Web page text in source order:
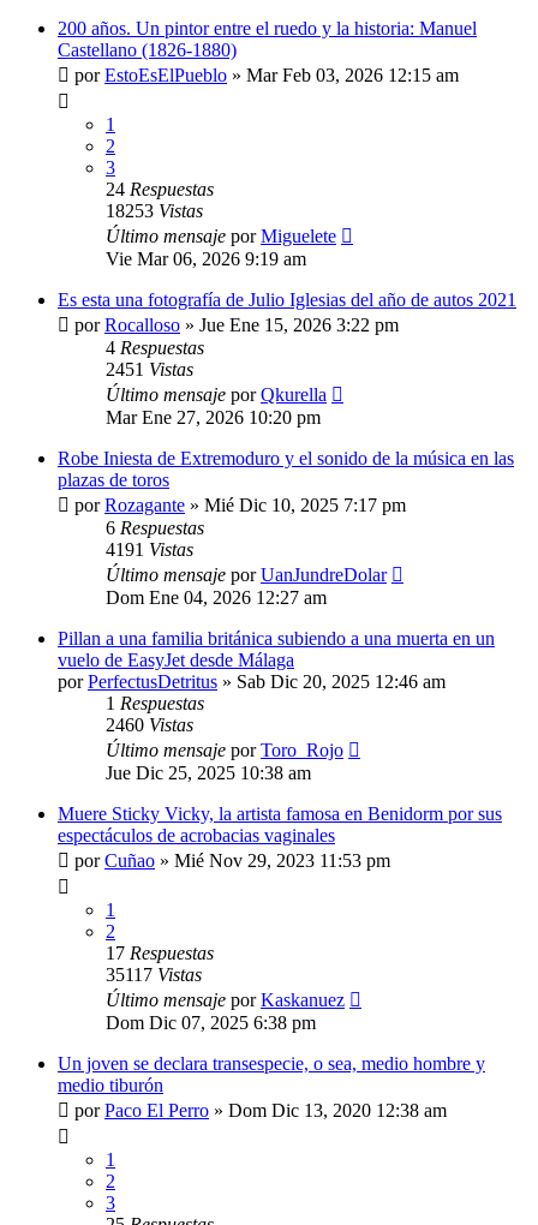
200 años. Un pintor entre el ruedo y la historia: Manuel
Castellano (1826-1880)
porEstoEsElPueblo » Mar Feb 03, 2026 12:15 am
1
2
3
24 Respuestas
18253 Vistas
Último mensaje porMiguelete
Vie Mar 06, 2026 9:19 am
Es esta una fotografía de Julio Iglesias del año de autos 2021
porRocalloso » Jue Ene 15, 2026 3:22 pm
4 Respuestas
2451 Vistas
Último mensaje porQkurella
Mar Ene 27, 2026 10:20 pm
Robe Iniesta de Extremoduro y el sonido de la música en las
plazas de toros
porRozagante » Mié Dic 10, 2025 7:17 pm
6 Respuestas
4191 Vistas
Último mensaje porUanJundreDolar
Dom Ene 04, 2026 12:27 am
Pillan a una familia británica subiendo a una muerta en un
vuelo de EasyJet desde Málaga
porPerfectusDetritus » Sab Dic 20, 2025 12:46 am
1 Respuestas
2460 Vistas
Último mensaje porToro_Rojo
Jue Dic 25, 2025 10:38 am
Muere Sticky Vicky, la artista famosa en Benidorm por sus
espectáculos de acrobacias vaginales
porCuñao » Mié Nov 29, 2023 11:53 pm
1
2
17 Respuestas
35117 Vistas
Último mensaje porKaskanuez
Dom Dic 07, 2025 6:38 pm
Un joven se declara transespecie, o sea, medio hombre y
medio tiburón
porPaco El Perro » Dom Dic 13, 2020 12:38 am
1
2
3